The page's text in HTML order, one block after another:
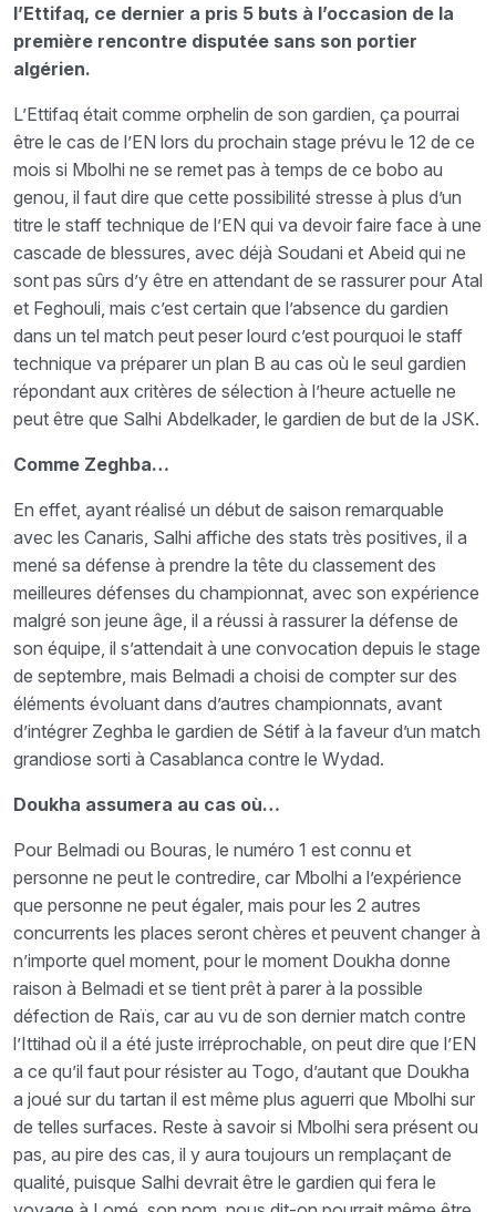
l’Ettifaq, ce dernier a pris 5 buts à l’occasion de la
première rencontre disputée sans son portier
algérien.
L’Ettifaq était comme orphelin de son gardien, ça pourrai
être le cas de l’EN lors du prochain stage prévu le 12 de ce
mois si Mbolhi ne se remet pas à temps de ce bobo au
genou, il faut dire que cette possibilité stresse à plus d’un
titre le staff technique de l’EN qui va devoir faire face à une
cascade de blessures, avec déjà Soudani et Abeid qui ne
sont pas sûrs d’y être en attendant de se rassurer pour Atal
et Feghouli, mais c’est certain que l’absence du gardien
dans un tel match peut peser lourd c’est pourquoi le staff
technique va préparer un plan B au cas où le seul gardien
répondant aux critères de sélection à l’heure actuelle ne
peut être que Salhi Abdelkader, le gardien de but de la JSK.
Comme Zeghba…
En effet, ayant réalisé un début de saison remarquable
avec les Canaris, Salhi affiche des stats très positives, il a
mené sa défense à prendre la tête du classement des
meilleures défenses du championnat, avec son expérience
malgré son jeune âge, il a réussi à rassurer la défense de
son équipe, il s’attendait à une convocation depuis le stage
de septembre, mais Belmadi a choisi de compter sur des
éléments évoluant dans d’autres championnats, avant
d’intégrer Zeghba le gardien de Sétif à la faveur d’un match
grandiose sorti à Casablanca contre le Wydad.
Doukha assumera au cas où…
Pour Belmadi ou Bouras, le numéro 1 est connu et
personne ne peut le contredire, car Mbolhi a l’expérience
que personne ne peut égaler, mais pour les 2 autres
concurrents les places seront chères et peuvent changer à
n’importe quel moment, pour le moment Doukha donne
raison à Belmadi et se tient prêt à parer à la possible
défection de Raïs, car au vu de son dernier match contre
l’Ittihad où il a été juste irréprochable, on peut dire que l’EN
a ce qu’il faut pour résister au Togo, d’autant que Doukha
a joué sur du tartan il est même plus aguerri que Mbolhi sur
de telles surfaces. Reste à savoir si Mbolhi sera présent ou
pas, au pire des cas, il y aura toujours un remplaçant de
qualité, puisque Salhi devrait être le gardien qui fera le